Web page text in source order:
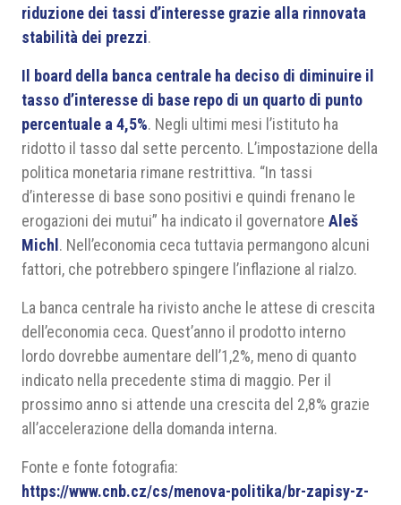
Area riservata
riduzione dei tassi d’interesse grazie alla rinnovata
stabilità dei prezzi.
Il board della banca centrale ha deciso di diminuire il
tasso d’interesse di base repo di un quarto di punto
percentuale a 4,5%. Negli ultimi mesi l’istituto ha
ridotto il tasso dal sette percento. L’impostazione della
politica monetaria rimane restrittiva. “In tassi
d’interesse di base sono positivi e quindi frenano le
erogazioni dei mutui” ha indicato il governatore Aleš
Michl . Nell’economia ceca tuttavia permangono alcuni
fattori, che potrebbero spingere l’inflazione al rialzo.
La banca centrale ha rivisto anche le attese di crescita
dell’economia ceca. Quest’anno il prodotto interno
lordo dovrebbe aumentare dell’1,2%, meno di quanto
indicato nella precedente stima di maggio. Per il
prossimo anno si attende una crescita del 2,8% grazie
all’accelerazione della domanda interna.
Fonte e fonte fotografia:
https://www.cnb.cz/cs/menova-politika/br-zapisy-z-